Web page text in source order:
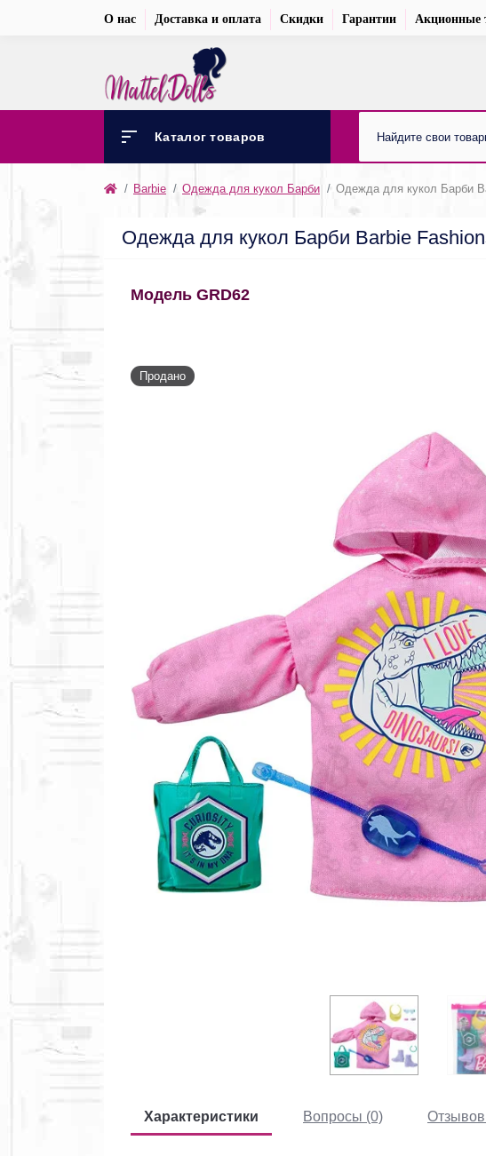
О нас Доставка и оплата Скидки Гарантии Акционные
Каталог товаров
Barbie Одежда для кукол Барби Одежда для кукол Барби
Одежда для кукол Барби Barbie
Модель GRD62
Продано
Характеристики Вопросы (0)